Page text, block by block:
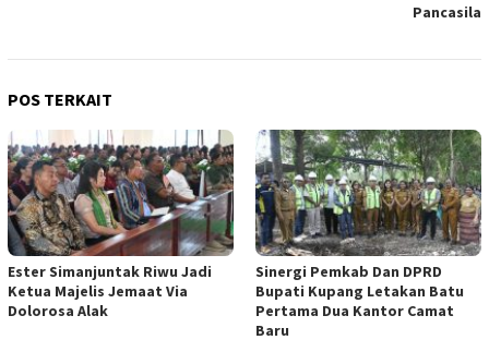
Pancasila
POS TERKAIT
Ester Simanjuntak Riwu Jadi
Ketua Majelis Jemaat Via
Dolorosa Alak
Sinergi Pemkab Dan DPRD
Bupati Kupang Letakan Batu
Pertama Dua Kantor Camat
Baru